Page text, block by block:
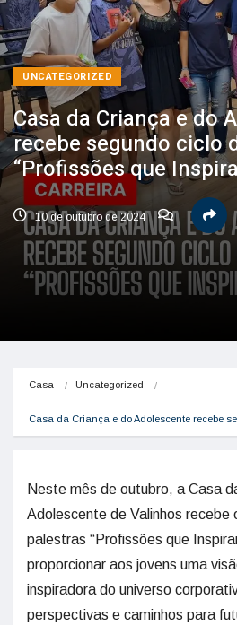
UNCATEGORIZED
Casa da Criança e do
recebe segundo ciclo
“Profissões que
10 de outubro de 2024
Casa Uncategorized
Casa da Criança e do Adolescente recebe
Neste mês de outubro, a Casa
Adolescente de Valinhos recebe
palestras “Profissões que
proporcionar aos jovens uma
inspiradora do universo
perspectivas e caminhos para